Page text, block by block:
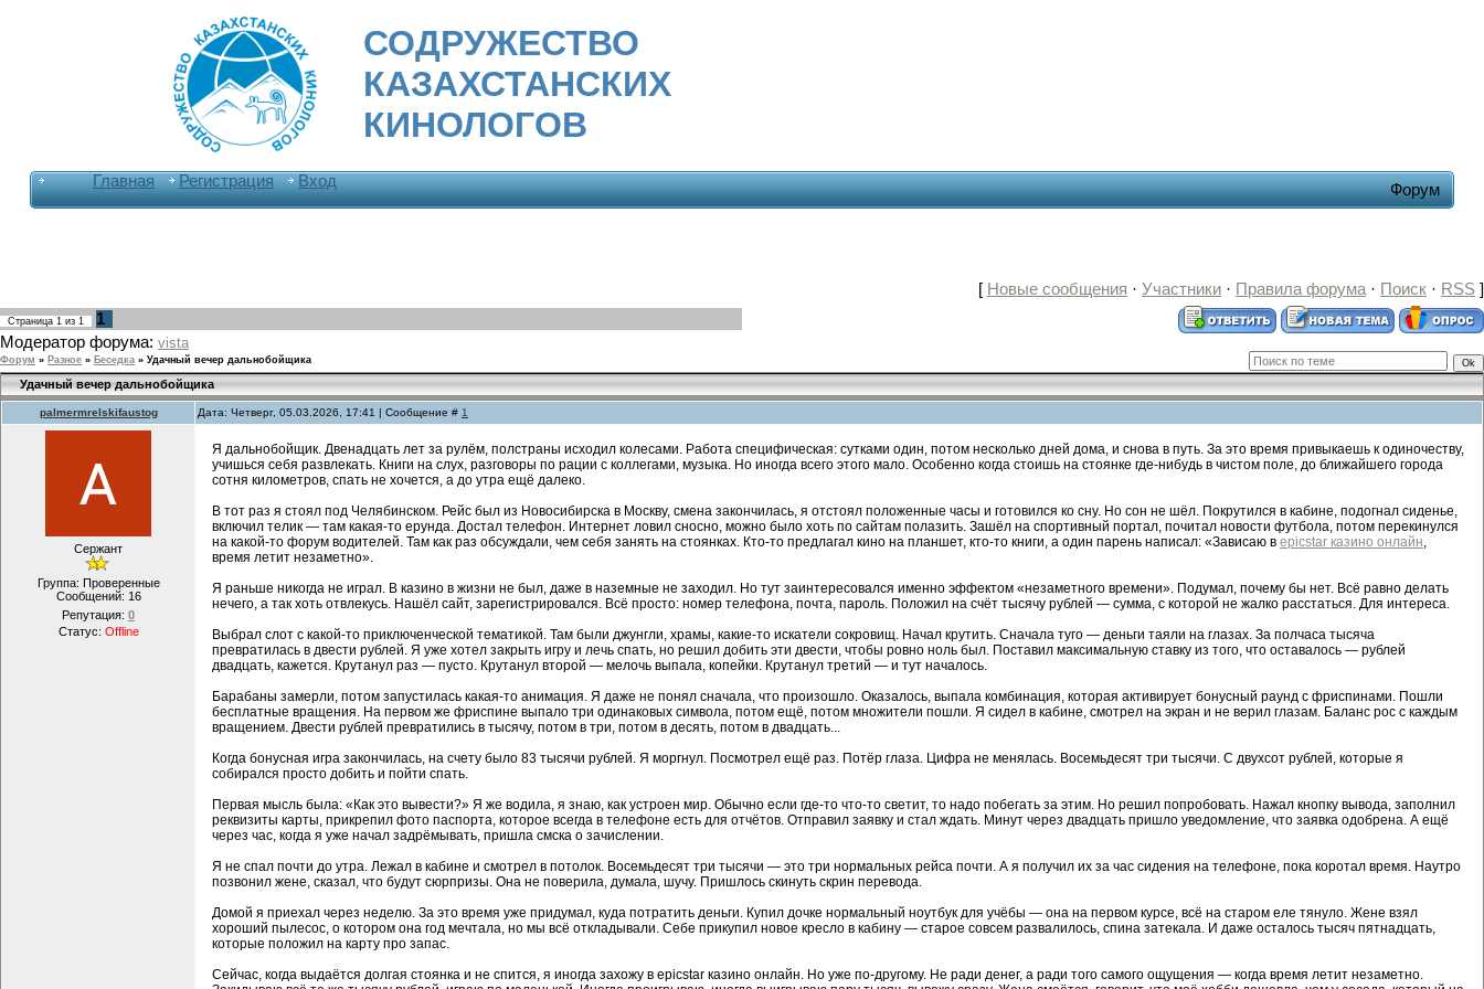
СОДРУЖЕСТВО
КАЗАХСТАНСКИХ
КИНОЛОГОВ
Главная Регистрация Вход Форум
[ Новые сообщения · Участники · Правила форума · Поиск · RSS ]
Страница 1 из 1
1
Модератор форума: vista
Форум » Разное » Беседка » Удачный вечер дальнобойщика
Удачный вечер дальнобойщика
palmermrelskifaustog Дата: Четверг, 05.03.2026, 17:41 | Сообщение # 1
Сержант
Группа: Проверенные
Сообщений: 16
Репутация: 0
Статус: Offline
Я дальнобойщик. Двенадцать лет за рулём, полстраны исходил колесами. Работа специфическая: сутками один, потом несколько дней дома, и снова в путь. За это время привыкаешь к одиночеству,
учишься себя развлекать. Книги на слух, разговоры по рации с коллегами, музыка. Но иногда всего этого мало. Особенно когда стоишь на стоянке где-нибудь в чистом поле, до ближайшего города
сотня километров, спать не хочется, а до утра ещё далеко.
В тот раз я стоял под Челябинском. Рейс был из Новосибирска в Москву, смена закончилась, я отстоял положенные часы и готовился ко сну. Но сон не шёл. Покрутился в кабине, подогнал сиденье,
включил телик — там какая-то ерунда. Достал телефон. Интернет ловил сносно, можно было хоть по сайтам полазить. Зашёл на спортивный портал, почитал новости футбола, потом перекинулся
на какой-то форум водителей. Там как раз обсуждали, чем себя занять на стоянках. Кто-то предлагал кино на планшет, кто-то книги, а один парень написал: «Зависаю в epicstar казино онлайн,
время летит незаметно».
Я раньше никогда не играл. В казино в жизни не был, даже в наземные не заходил. Но тут заинтересовался именно эффектом «незаметного времени». Подумал, почему бы нет. Всё равно делать
нечего, а так хоть отвлекусь. Нашёл сайт, зарегистрировался. Всё просто: номер телефона, почта, пароль. Положил на счёт тысячу рублей — сумма, с которой не жалко расстаться. Для интереса.
Выбрал слот с какой-то приключенческой тематикой. Там были джунгли, храмы, какие-то искатели сокровищ. Начал крутить. Сначала туго — деньги таяли на глазах. За полчаса тысяча
превратилась в двести рублей. Я уже хотел закрыть игру и лечь спать, но решил добить эти двести, чтобы ровно ноль был. Поставил максимальную ставку из того, что оставалось — рублей
двадцать, кажется. Крутанул раз — пусто. Крутанул второй — мелочь выпала, копейки. Крутанул третий — и тут началось.
Барабаны замерли, потом запустилась какая-то анимация. Я даже не понял сначала, что произошло. Оказалось, выпала комбинация, которая активирует бонусный раунд с фриспинами. Пошли
бесплатные вращения. На первом же фриспине выпало три одинаковых символа, потом ещё, потом множители пошли. Я сидел в кабине, смотрел на экран и не верил глазам. Баланс рос с каждым
вращением. Двести рублей превратились в тысячу, потом в три, потом в десять, потом в двадцать...
Когда бонусная игра закончилась, на счету было 83 тысячи рублей. Я моргнул. Посмотрел ещё раз. Потёр глаза. Цифра не менялась. Восемьдесят три тысячи. С двухсот рублей, которые я
собирался просто добить и пойти спать.
Первая мысль была: «Как это вывести?» Я же водила, я знаю, как устроен мир. Обычно если где-то что-то светит, то надо побегать за этим. Но решил попробовать. Нажал кнопку вывода, заполнил
реквизиты карты, прикрепил фото паспорта, которое всегда в телефоне есть для отчётов. Отправил заявку и стал ждать. Минут через двадцать пришло уведомление, что заявка одобрена. А ещё
через час, когда я уже начал задрёмывать, пришла смска о зачислении.
Я не спал почти до утра. Лежал в кабине и смотрел в потолок. Восемьдесят три тысячи — это три нормальных рейса почти. А я получил их за час сидения на телефоне, пока коротал время. Наутро
позвонил жене, сказал, что будут сюрпризы. Она не поверила, думала, шучу. Пришлось скинуть скрин перевода.
Домой я приехал через неделю. За это время уже придумал, куда потратить деньги. Купил дочке нормальный ноутбук для учёбы — она на первом курсе, всё на старом еле тянуло. Жене взял
хороший пылесос, о котором она год мечтала, но мы всё откладывали. Себе прикупил новое кресло в кабину — старое совсем развалилось, спина затекала. И даже осталось тысяч пятнадцать,
которые положил на карту про запас.
Сейчас, когда выдаётся долгая стоянка и не спится, я иногда захожу в epicstar казино онлайн. Но уже по-другому. Не ради денег, а ради того самого ощущения — когда время летит незаметно.